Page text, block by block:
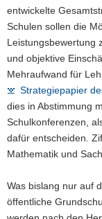
entwickelte
Schulen sollen die
Leistungsbewertung
und objektive
Mehraufwand für
Strategiepapier
dies in Abstimmung
Schulkonferenzen,
dafür entscheiden.
Mathematik und
Was bislang nur auf
öffentliche